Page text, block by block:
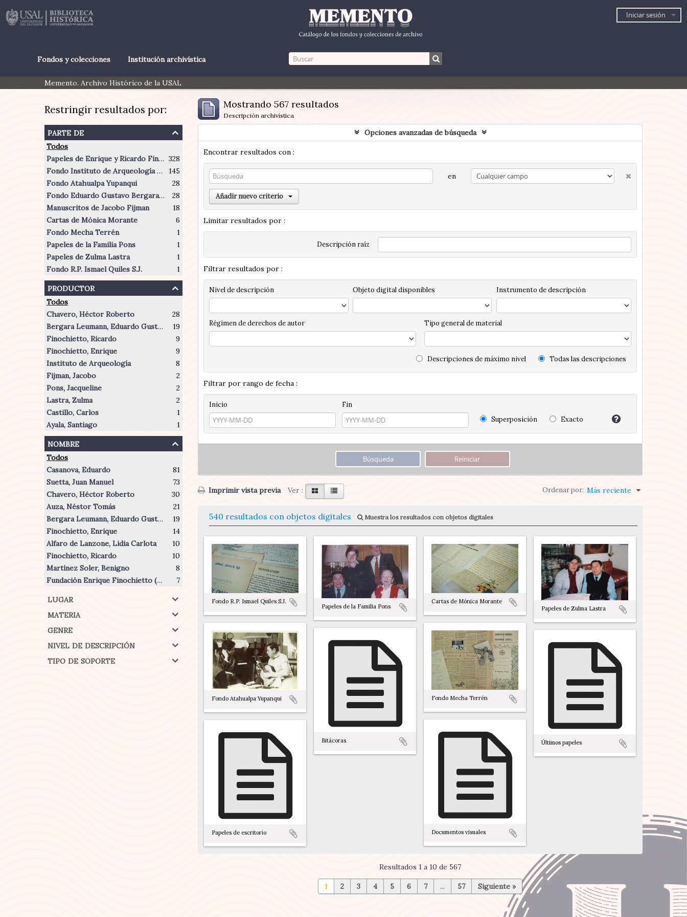
Iniciar sesión
Fondos y colecciones Institución archivística
Memento. Archivo Histórico de la USAL
Restringir resultados por:
parte de
Todos
Papeles de Enrique y Ricardo Finochietto 328
Fondo Instituto de Arqueología Profesor Juan Manuel Suetta
145
Fondo Atahualpa Yupanqui
28
Fondo Eduardo Gustavo Bergara Leumann
28
Manuscritos de Jacobo Fijman
18
Cartas de Mónica Morante
6
Fondo Mecha Terrén
1
Papeles de la Familia Pons
1
Papeles de Zulma Lastra
1
Fondo R.P. Ismael Quiles S.J.
1
productor
Todos
Chavero, Héctor Roberto
28
Bergara Leumann, Eduardo Gustavo
19
Finochietto, Ricardo
9
Finochietto, Enrique
9
Instituto de Arqueología
8
Fijman, Jacobo
2
Pons, Jacqueline
2
Lastra, Zulma
2
Castillo, Carlos
1
Ayala, Santiago
1
nombre
Todos
Casanova, Eduardo
81
Suetta, Juan Manuel
73
Chavero, Héctor Roberto
30
Auza, Néstor Tomás
21
Bergara Leumann, Eduardo Gustavo
19
Finochietto, Enrique
14
Alfaro de Lanzone, Lidia Carlota
10
Finochietto, Ricardo
10
Martínez Soler, Benigno
8
Fundación Enrique Finochietto (Argentina)
7
lugar
materia
genre
nivel de descripción
tipo de soporte
Mostrando 567 resultados
Descripción archivística
Opciones avanzadas de búsqueda
Encontrar resultados con :
en
Añadir nuevo criterio
Limitar resultados por :
Descripción raíz
Filtrar resultados por :
Nivel de descripción Objeto digital disponibles Instrumento de descripción
Régimen de derechos de autor Tipo general de material
Descripciones de máximo nivel Todas las descripciones
Filtrar por rango de fecha :
Inicio
Fin
Superposición
Exacto
Imprimir vista previa Ver : Ordenar por: Más reciente
540 resultados con objetos digitales Muestra los resultados con objetos digitales
Fondo R.P. Ismael Quiles S.J.
Papeles de la Familia Pons
Cartas de Mónica Morante
Papeles de Zulma Lastra
Fondo Atahualpa Yupanqui Fondo Mecha Terrén
Bitácoras Últimos papeles
Documentos visuales
Papeles de escritorio
Resultados 1 a 10 de 567
1 2 3 4 5 6 7 ... 57 Siguiente »